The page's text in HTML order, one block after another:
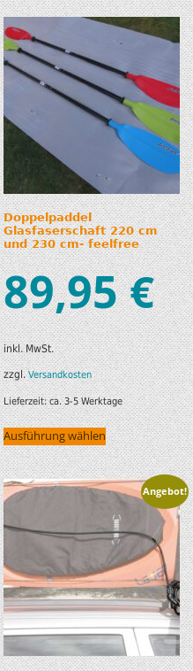
Doppelpaddel
Glasfaserschaft 220 cm
und 230 cm- feelfree
89,95€
inkl. MwSt.
zzgl.Versandkosten
Lieferzeit:ca. 3-5 Werktage
Ausführung wählen
Angebot!